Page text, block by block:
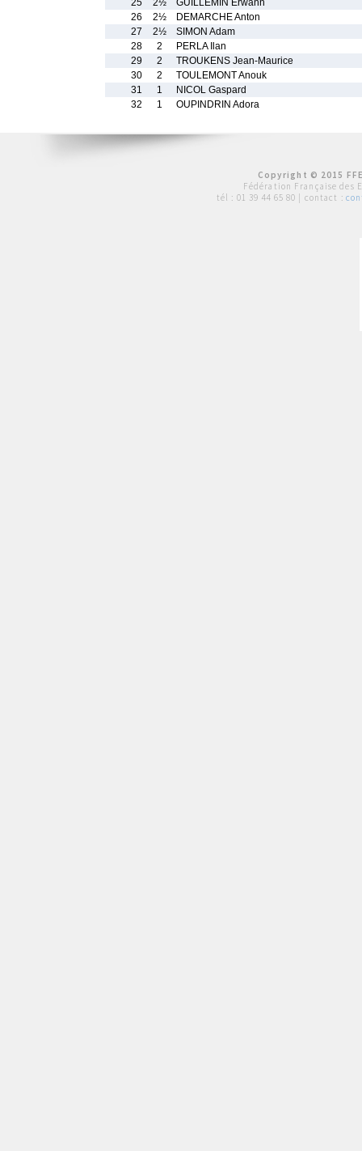
25
2½
GUILLEMIN Erwann
26
2½
DEMARCHE Anton
27
2½
SIMON Adam
28
2
PERLA Ilan
29
2
TROUKENS Jean-Maurice
30
2
TOULEMONT Anouk
31
1
NICOL Gaspard
32
1 OUPINDRIN Adora
Copyright © 2015
Fédération Française des
tél : 01 39 44 65 80 | contact :